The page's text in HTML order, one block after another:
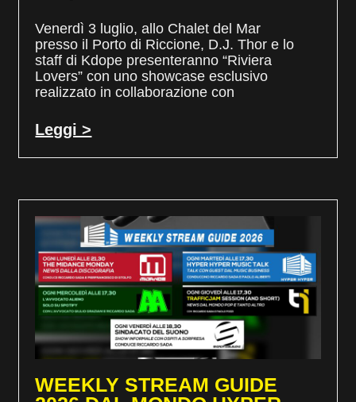
Venerdì 3 luglio, allo Chalet del Mar
presso il Porto di Riccione, D.J. Thor e lo
staff di Kdope presenteranno “Riviera
Lovers” con uno showcase esclusivo
realizzato in collaborazione con
Leggi >
WEEKLY STREAM GUIDE